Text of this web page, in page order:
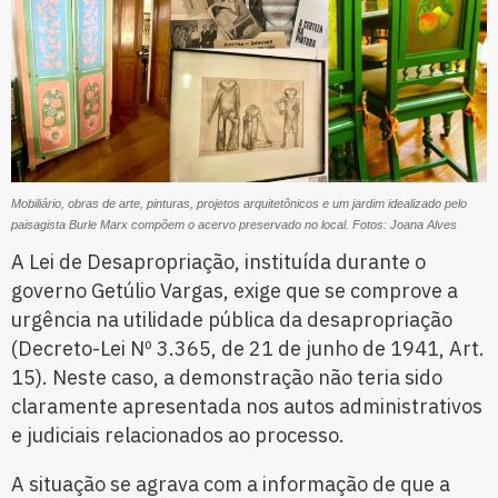
Mobiliário, obras de arte, pinturas, projetos arquitetônicos e um jardim idealizado pelo
paisagista Burle Marx compõem o acervo preservado no local. Fotos: Joana Alves
A Lei de Desapropriação, instituída durante o
governo Getúlio Vargas, exige que se comprove a
urgência na utilidade pública da desapropriação
(Decreto-Lei Nº 3.365, de 21 de junho de 1941, Art.
15). Neste caso, a demonstração não teria sido
claramente apresentada nos autos administrativos
e judiciais relacionados ao processo.
A situação se agrava com a informação de que a